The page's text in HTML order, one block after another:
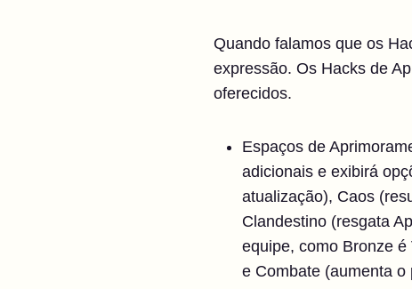
Quando falamos que os
expressão. Os Hacks de
oferecidos.
Espaços de
adicionais e exibirá
atualização), Caos
Clandestino (resgata
equipe, como Bronze
e Combate (aumenta o